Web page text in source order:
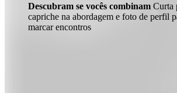
Descubram se vocês combinam Curta
capriche na abordagem e foto de perfil
marcar encontros